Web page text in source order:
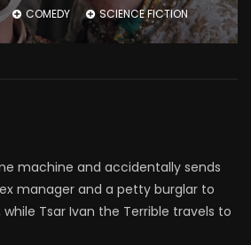
COMEDY SCIENCE FICTION
machine and accidentally sends
manager and a petty burglar to
Tsar Ivan the Terrible travels to